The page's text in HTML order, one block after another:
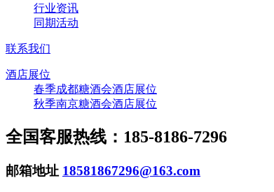
行业资讯
同期活动
联系我们
酒店展位
春季成都糖酒会酒店展位
秋季南京糖酒会酒店展位
全国客服热线：185-8186-7296
邮箱地址 18581867296@163.com